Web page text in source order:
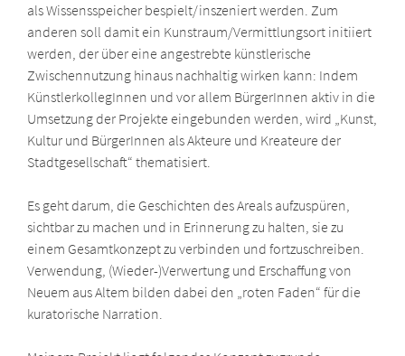
als Wissensspeicher bespielt/inszeniert werden. Zum
anderen soll damit ein Kunstraum/Vermittlungsort initiiert
werden, der über eine angestrebte künstlerische
Zwischennutzung hinaus nachhaltig wirken kann: Indem
KünstlerkollegInnen und vor allem BürgerInnen aktiv in die
Umsetzung der Projekte eingebunden werden, wird „Kunst,
Kultur und BürgerInnen als Akteure und Kreateure der
Stadtgesellschaft“ thematisiert.
Es geht darum, die Geschichten des Areals aufzuspüren,
sichtbar zu machen und in Erinnerung zu halten, sie zu
einem Gesamtkonzept zu verbinden und fortzuschreiben.
Verwendung, (Wieder-)Verwertung und Erschaffung von
Neuem aus Altem bilden dabei den „roten Faden“ für die
kuratorische Narration.